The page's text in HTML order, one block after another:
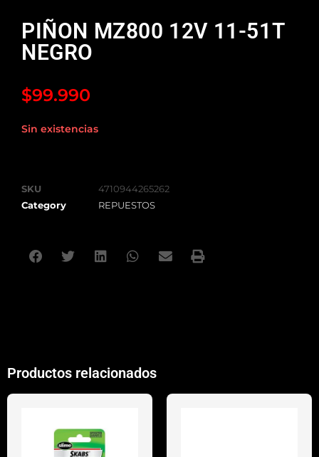
PIÑON MZ800 12V 11-51T
NEGRO
$99.990
Sin existencias
SKU
4710944265262
Category
REPUESTOS
Productos relacionados